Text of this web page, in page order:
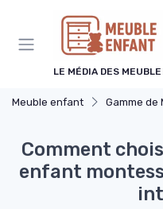
LE MÉDIA DES
Meuble enfant Gamme de
Comment
enfant